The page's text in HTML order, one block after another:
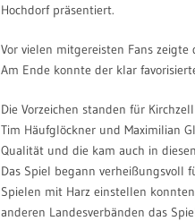
Hochdorf präsentiert.
Vor vielen mitgereisten Fans
Am Ende konnte der klar
Die Vorzeichen standen für
Tim Häufglöckner und Maximilian
Qualität und die kam auch in
Das Spiel begann verheißungsvoll
Spielen mit Harz einstellen
anderen Landesverbänden das